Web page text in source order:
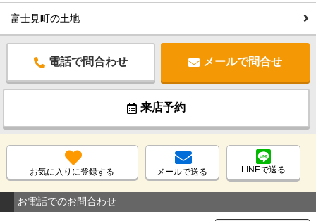
富士見町の土地
電話で問合わせ メールで問合せ
来店予約
お気に入りに登録する メールで送る LINEで送る
お電話でのお問合わせ